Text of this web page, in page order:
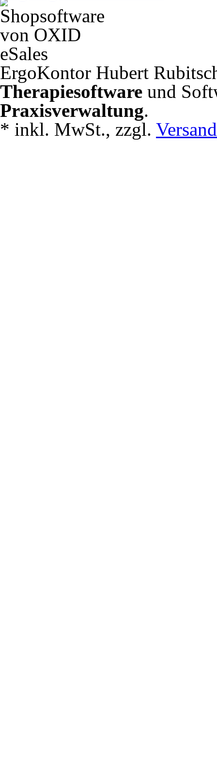
ErgoKontor Hubert
Therapiesoftware und
Praxisverwaltung.
* inkl. MwSt., zzgl.